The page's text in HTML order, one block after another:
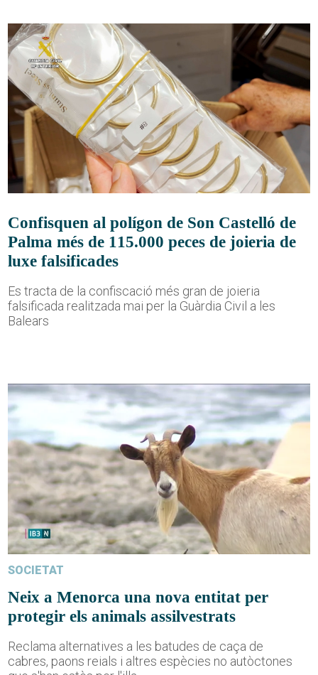
Confisquen al polígon de Son Castelló de
Palma més de 115.000 peces de joieria de
luxe falsificades
Es tracta de la confiscació més gran de joieria
falsificada realitzada mai per la Guàrdia Civil a les
Balears
SOCIETAT
Neix a Menorca una nova entitat per
protegir els animals assilvestrats
Reclama alternatives a les batudes de caça de
cabres, paons reials i altres espècies no autòctones